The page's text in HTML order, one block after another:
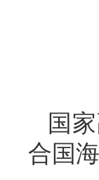
国
合国